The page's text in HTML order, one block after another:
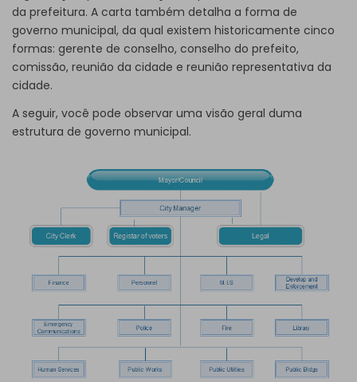
da prefeitura. A carta também detalha a forma de
governo municipal, da qual existem historicamente cinco
formas: gerente de conselho, conselho do prefeito,
comissão, reunião da cidade e reunião representativa da
cidade.
A seguir, você pode observar uma visão geral duma
estrutura de governo municipal.